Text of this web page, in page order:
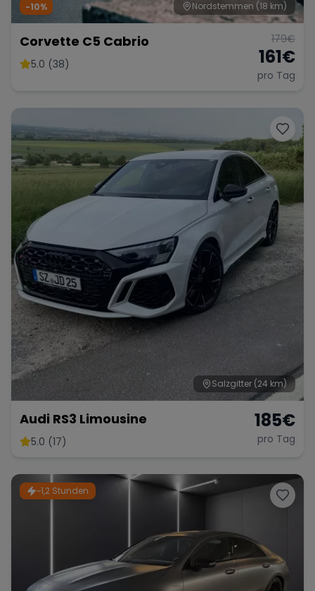
Nordstemmen (18 km)
-10%
Corvette C5 Cabrio
5.0 (38)
179€
161€
pro Tag
Salzgitter (24 km)
Audi RS3 Limousine
5.0 (17)
185€
pro Tag
~1,2 Stunden